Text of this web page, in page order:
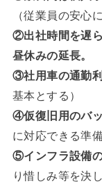
（従業員の安心
②出社時間を遅
昼休みの延長。
③社用車の通勤
基本とする）
④仮復旧用のバ
に対応できる準
⑤インフラ設備
り惜しみ等を決